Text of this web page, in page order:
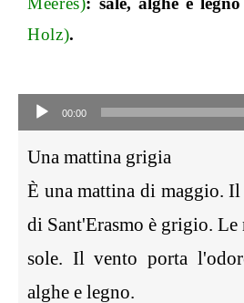
Holz).
Player00:00
Una mattina grigia
È una mattina di maggio.
di Sant'Erasmo è grigio.
sole. Il vento porta
alghe e legno.